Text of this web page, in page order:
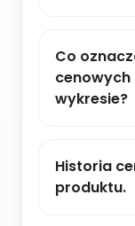
Co
wykresie?
Historia
produktu.